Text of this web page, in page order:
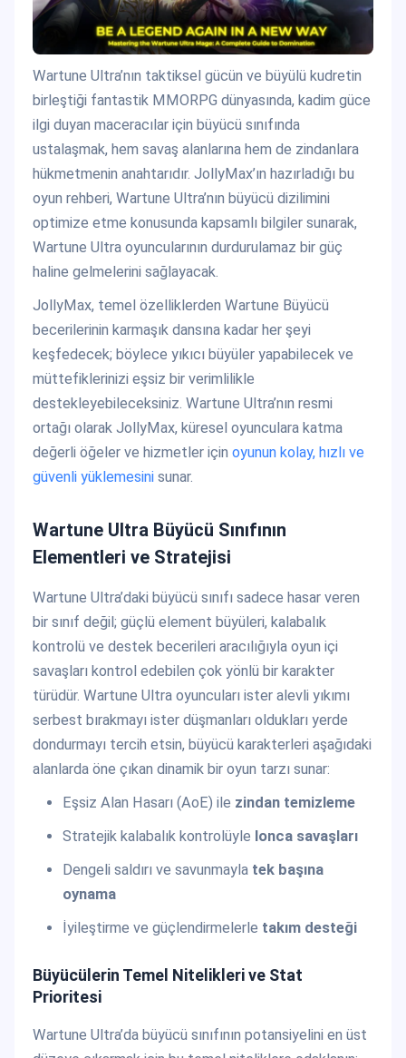
Wartune Ultra’nın taktiksel gücün ve büyülü kudretin
birleştiği fantastik MMORPG dünyasında, kadim güce
ilgi duyan maceracılar için büyücü sınıfında
ustalaşmak, hem savaş alanlarına hem de zindanlara
hükmetmenin anahtarıdır. JollyMax’ın hazırladığı bu
oyun rehberi, Wartune Ultra’nın büyücü dizilimini
optimize etme konusunda kapsamlı bilgiler sunarak,
Wartune Ultra oyuncularının durdurulamaz bir güç
haline gelmelerini sağlayacak.
JollyMax, temel özelliklerden Wartune Büyücü
becerilerinin karmaşık dansına kadar her şeyi
keşfedecek; böylece yıkıcı büyüler yapabilecek ve
müttefiklerinizi eşsiz bir verimlilikle
destekleyebileceksiniz. Wartune Ultra’nın resmi
ortağı olarak JollyMax, küresel oyunculara katma
değerli öğeler ve hizmetler için oyunun kolay, hızlı ve
güvenli yüklemesini sunar.
Wartune Ultra Büyücü Sınıfının
Elementleri ve Stratejisi
Wartune Ultra’daki büyücü sınıfı sadece hasar veren
bir sınıf değil; güçlü element büyüleri, kalabalık
kontrolü ve destek becerileri aracılığıyla oyun içi
savaşları kontrol edebilen çok yönlü bir karakter
türüdür. Wartune Ultra oyuncuları ister alevli yıkımı
serbest bırakmayı ister düşmanları oldukları yerde
dondurmayı tercih etsin, büyücü karakterleri aşağıdaki
alanlarda öne çıkan dinamik bir oyun tarzı sunar:
Eşsiz Alan Hasarı (AoE) ile zindan temizleme
Stratejik kalabalık kontrolüyle lonca savaşları
Dengeli saldırı ve savunmayla tek başına
oynama
İyileştirme ve güçlendirmelerle takım desteği
Büyücülerin Temel Nitelikleri ve Stat
Prioritesi
Wartune Ultra’da büyücü sınıfının potansiyelini en üst